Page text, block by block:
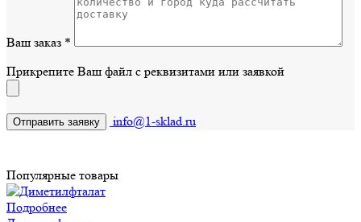
Ваш заказ *
Прикрепите Ваш файл с реквизитами или заявкой
info@1-sklad.ru
Популярные товары
Подробнее